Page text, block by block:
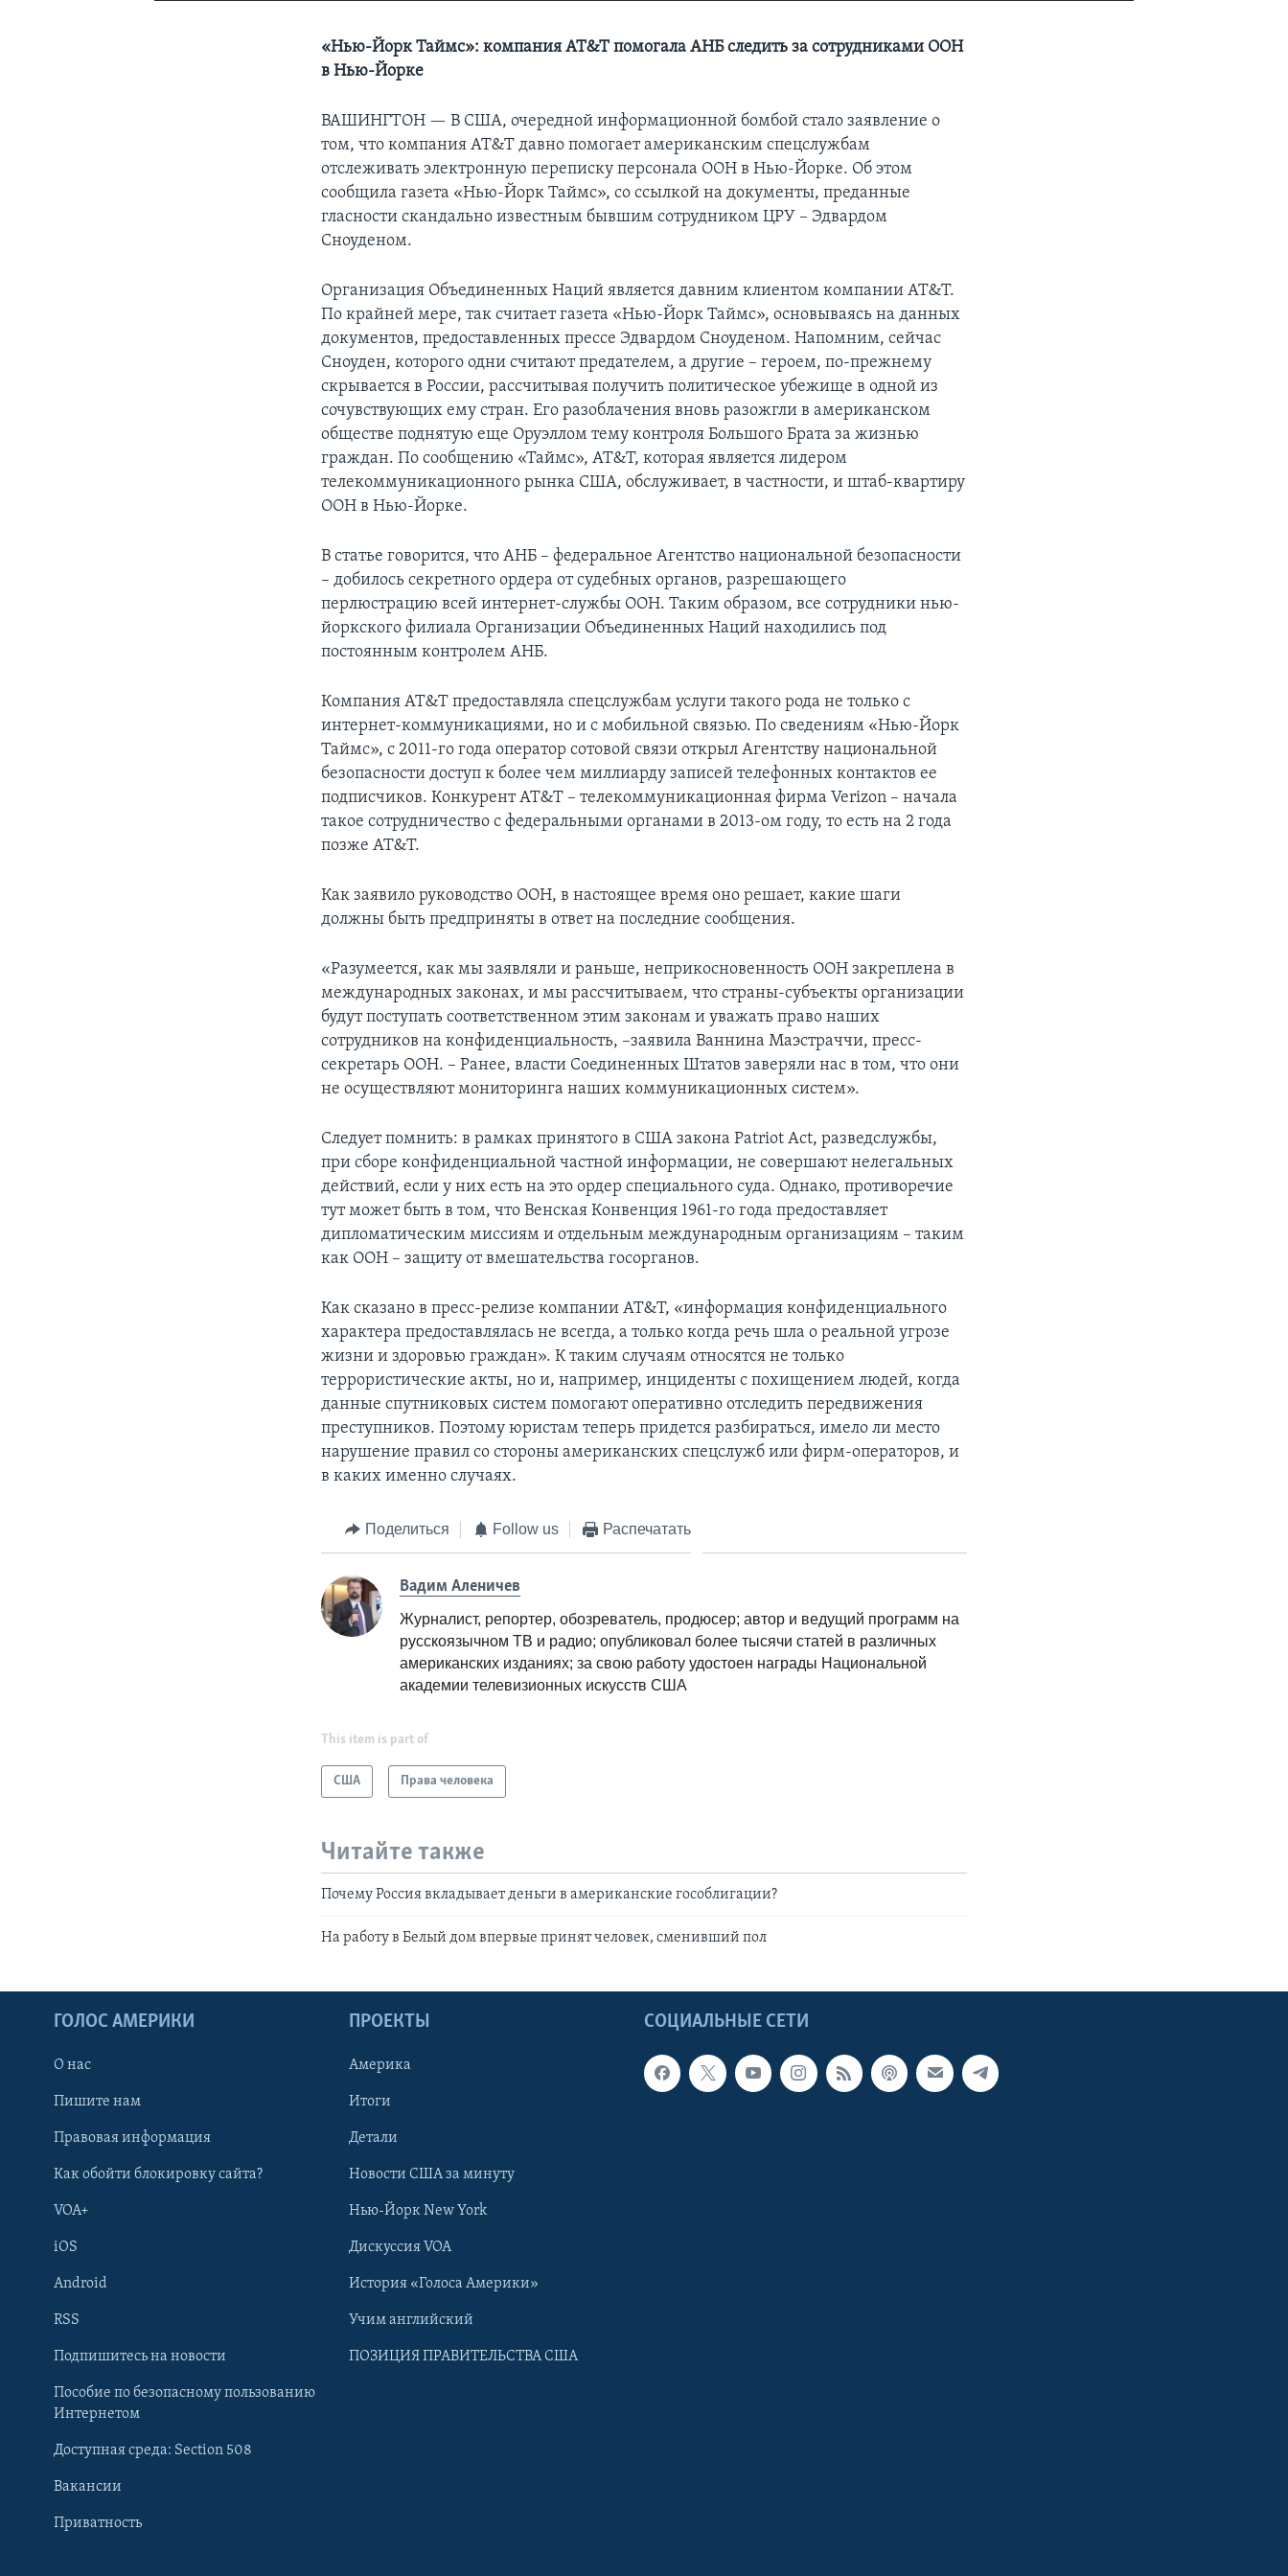
Learning English
Языки
«Нью-Йорк Таймс»: компания AT&T помогала АНБ следить за сотрудниками ООН
в Нью-Йорке
ВАШИНГТОН —В США, очередной информационной бомбой стало заявление о
том, что компания AT&T давно помогает американским спецслужбам
отслеживать электронную переписку персонала ООН в Нью-Йорке. Об этом
сообщила газета «Нью-Йорк Таймс», со ссылкой на документы, преданные
гласности скандально известным бывшим сотрудником ЦРУ – Эдвардом
Сноуденом.
Организация Объединенных Наций является давним клиентом компании AT&T.
По крайней мере, так считает газета «Нью-Йорк Таймс», основываясь на данных
документов, предоставленных прессе Эдвардом Сноуденом. Напомним, сейчас
Сноуден, которого одни считают предателем, а другие – героем, по-прежнему
скрывается в России, рассчитывая получить политическое убежище в одной из
сочувствующих ему стран. Его разоблачения вновь разожгли в американском
обществе поднятую еще Оруэллом тему контроля Большого Брата за жизнью
граждан. По сообщению «Таймс», AT&T, которая является лидером
телекоммуникационного рынка США, обслуживает, в частности, и штаб-квартиру
ООН в Нью-Йорке.
В статье говорится, что АНБ – федеральное Агентство национальной безопасности
– добилось секретного ордера от судебных органов, разрешающего
перлюстрацию всей интернет-службы ООН. Таким образом, все сотрудники нью-
йоркского филиала Организации Объединенных Наций находились под
постоянным контролем АНБ.
Компания AT&T предоставляла спецслужбам услуги такого рода не только с
интернет-коммуникациями, но и с мобильной связью. По сведениям «Нью-Йорк
Таймс», с 2011-го года оператор сотовой связи открыл Агентству национальной
безопасности доступ к более чем миллиарду записей телефонных контактов ее
подписчиков. Конкурент AT&T – телекоммуникационная фирма Verizon – начала
такое сотрудничество с федеральными органами в 2013-ом году, то есть на 2 года
позже AT&T.
Как заявило руководство ООН, в настоящее время оно решает, какие шаги
должны быть предприняты в ответ на последние сообщения.
«Разумеется, как мы заявляли и раньше, неприкосновенность ООН закреплена в
международных законах, и мы рассчитываем, что страны-субъекты организации
будут поступать соответственном этим законам и уважать право наших
сотрудников на конфиденциальность, –заявила Ваннина Маэстраччи, пресс-
секретарь ООН. – Ранее, власти Соединенных Штатов заверяли нас в том, что они
не осуществляют мониторинга наших коммуникационных систем».
Следует помнить: в рамках принятого в США закона Patriot Act, разведслужбы,
при сборе конфиденциальной частной информации, не совершают нелегальных
действий, если у них есть на это ордер специального суда. Однако, противоречие
тут может быть в том, что Венская Конвенция 1961-го года предоставляет
дипломатическим миссиям и отдельным международным организациям – таким
как ООН – защиту от вмешательства госорганов.
Как сказано в пресс-релизе компании AT&T, «информация конфиденциального
характера предоставлялась не всегда, а только когда речь шла о реальной угрозе
жизни и здоровью граждан». К таким случаям относятся не только
террористические акты, но и, например, инциденты с похищением людей, когда
данные спутниковых систем помогают оперативно отследить передвижения
преступников. Поэтому юристам теперь придется разбираться, имело ли место
нарушение правил со стороны американских спецслужб или фирм-операторов, и
в каких именно случаях.
Поделиться Follow us Распечатать
Вадим Аленичев
Журналист, репортер, обозреватель, продюсер; автор и ведущий программ на
русскоязычном ТВ и радио; опубликовал более тысячи статей в различных
американских изданиях; за свою работу удостоен награды Национальной
академии телевизионных искусств США
This item is part of
США Права человека
Читайте также
Почему Россия вкладывает деньги в американские гособлигации?
На работу в Белый дом впервые принят человек, сменивший пол
СОЦИАЛЬНЫЕ СЕТИ
ГОЛОС АМЕРИКИ
О нас
Пишите нам
Правовая информация
Как обойти блокировку сайта?
VOA+
iOS
Android
RSS
Подпишитесь на новости
Пособие по безопасному пользованию
Интернетом
Доступная среда: Section 508
Вакансии
Приватность
ПРОЕКТЫ
Америка
Итоги
Детали
Новости США за минуту
Нью-Йорк New York
Дискуссия VOA
История «Голоса Америки»
Учим английский
ПОЗИЦИЯ ПРАВИТЕЛЬСТВА США